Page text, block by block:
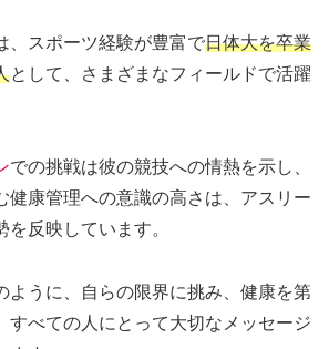
、スポーツ経験が豊富で日体大を卒業
として、さまざまなフィールドで活躍
での挑戦は彼の競技への情熱を示し、
健康管理への意識の高さは、アスリー
を反映しています。
ように、自らの限界に挑み、健康を第
すべての人にとって大切なメッセージ